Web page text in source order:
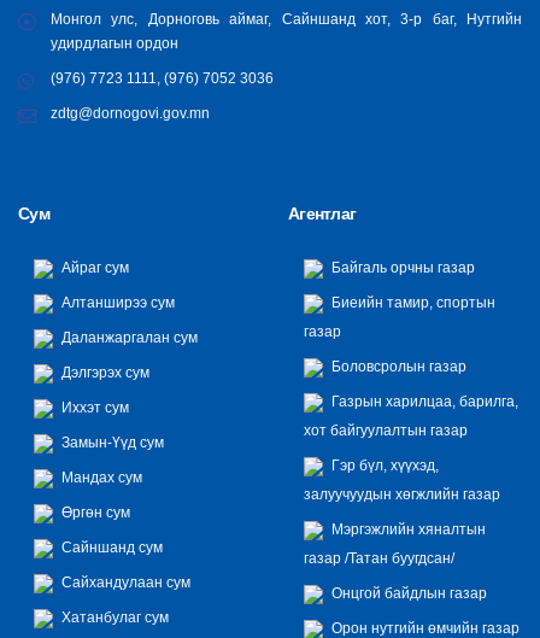
Монгол улс, Дорноговь аймаг, Сайншанд хот, 3-р баг, Нутгийн
удирдлагын ордон
(976) 7723 1111, (976) 7052 3036
zdtg@dornogovi.gov.mn
Сум
Айраг сум
Алтанширээ сум
Даланжаргалан сум
Дэлгэрэх сум
Иххэт сум
Замын-Үүд сум
Мандах сум
Өргөн сум
Сайншанд сум
Сайхандулаан сум
Хатанбулаг сум
Агентлаг
Байгаль орчны газар
Биеийн тамир, спортын
газар
Боловсролын газар
Газрын харилцаа, барилга,
хот байгуулалтын газар
Гэр бүл, хүүхэд,
залуучуудын хөгжлийн газар
Мэргэжлийн хяналтын
газар /Татан буугдсан/
Онцгой байдлын газар
Орон нутгийн өмчийн газар